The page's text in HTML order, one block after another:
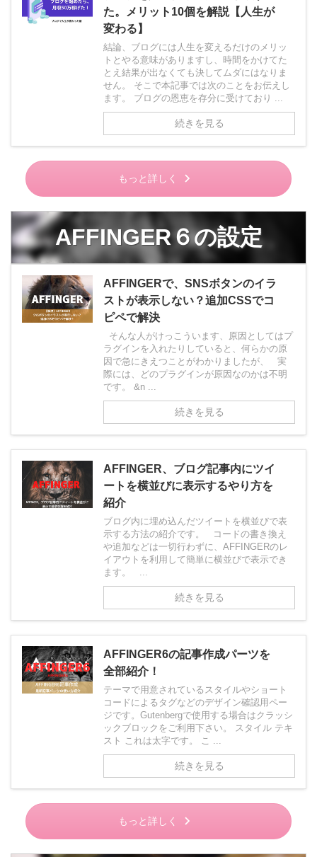
た。メリット10個を解説【人生が
変わる】
結論、ブログには人生を変えるだけのメリッ
トとやる意味がありますし、時間をかけてた
とえ結果が出なくても決してムダにはなりま
せん。 そこで本記事では次のことをお伝えし
ます。 ブログの恩恵を存分に受けており ...
続きを見る
もっと詳しく
AFFINGER６の設定
AFFINGERで、SNSボタンのイラ
ストが表示しない？追加CSSでコ
ピペで解決
そんな人がけっこういます、原因としてはプ
ラグインを入れたりしていると、何らかの原
因で急にきえつことがわかりましたが、 実
際には、どのプラグインが原因なのかは不明
です。 &n ...
続きを見る
AFFINGER、ブログ記事内にツイ
ートを横並びに表示するやり方を
紹介
ブログ内に埋め込んだツイートを横並びで表
示する方法の紹介です。 コードの書き換え
や追加などは一切行わずに、AFFINGERのレ
イアウトを利用して簡単に横並びで表示でき
ます。 ...
続きを見る
AFFINGER6の記事作成パーツを
全部紹介！
テーマで用意されているスタイルやショート
コードによるタグなどのデザイン確認用ペー
ジです。Gutenbergで使用する場合はクラッシ
ックブロックをご利用下さい。 スタイル テキ
スト これは太字です。 こ ...
続きを見る
もっと詳しく